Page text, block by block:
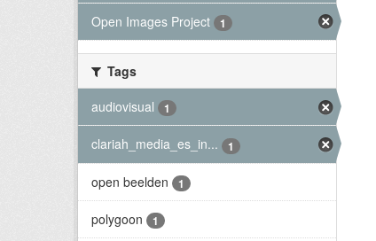
Open Images Project 1
Tags
audiovisual
1
clariah_media_es_in... 1
open beelden 1
polygoon 1